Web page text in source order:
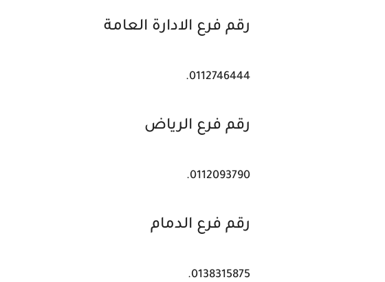
رقم فرع الادارة العامة
0112746444.
رقم فرع الرياض
0112093790.
رقم فرع الدمام
0138315875.